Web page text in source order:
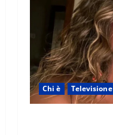
Chi è Televisione